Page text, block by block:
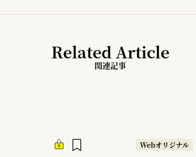
Related Article
関連記事
Webオリジナル